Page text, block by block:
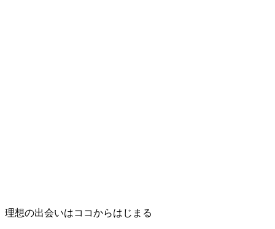
理想の出会いはココからはじまる